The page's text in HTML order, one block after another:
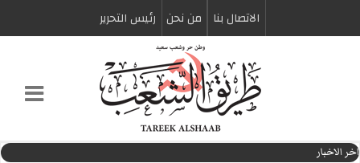
الاتصال بنا من نحن رئیس التحریر
اخر الاخبار